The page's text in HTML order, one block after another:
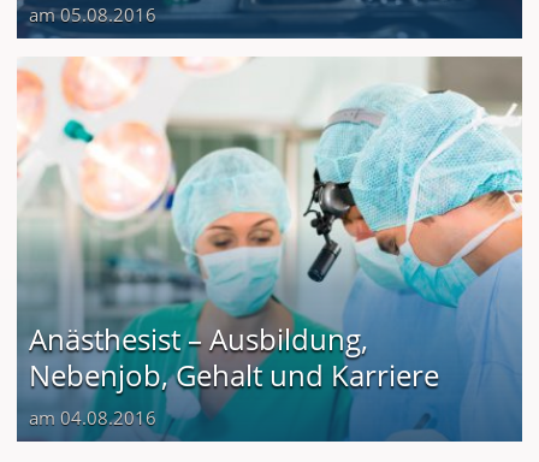
am 05.08.2016
Anästhesist – Ausbildung,
Nebenjob, Gehalt und Karriere
am 04.08.2016